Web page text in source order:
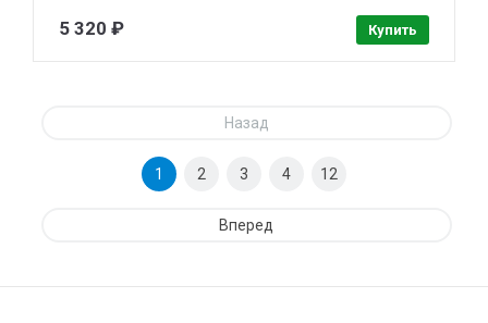
Gen1 , LAN 1*1G, RTL)
5 320 ₽ Купить
Назад
1 2 3 4 12
Вперед